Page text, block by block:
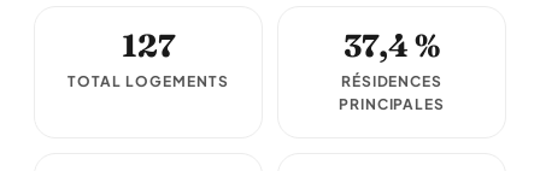
127
TOTAL LOGEMENTS
37,4 %
RÉSIDENCES
PRINCIPALES